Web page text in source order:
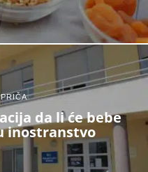
da li će bebe
inostranstvo